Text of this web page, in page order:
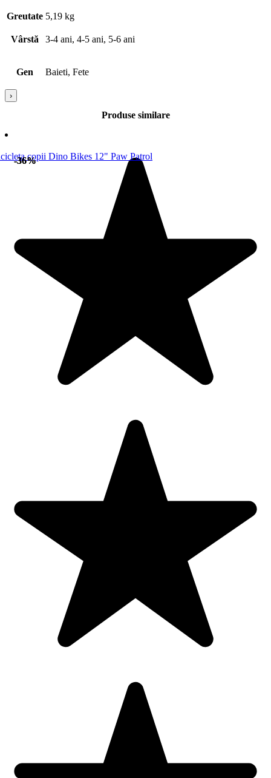
Greutate 5,19 kg
Vârstă 3-4 ani, 4-5 ani, 5-6 ani
Gen Baieti, Fete
›
Produse similare
-36%
-36%